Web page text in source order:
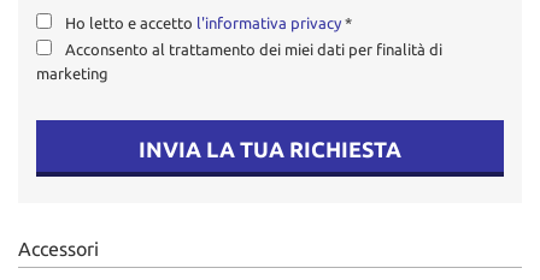
Ho letto e accetto l'informativa privacy *
Acconsento al trattamento dei miei dati per finalità di
marketing
INVIA LA TUA RICHIESTA
Accessori
Cookie di marketing
policy
le